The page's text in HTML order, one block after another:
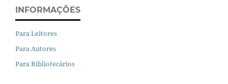
INFORMAÇÕES
Para Leitores
Para Autores
Para Bibliotecários